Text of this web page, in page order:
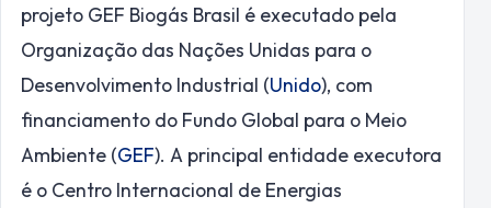
projeto GEF Biogás Brasil é executado pela
Organização das Nações Unidas para o
Desenvolvimento Industrial (Unido), com
financiamento do Fundo Global para o Meio
Ambiente (GEF). A principal entidade executora
é o Centro Internacional de Energias